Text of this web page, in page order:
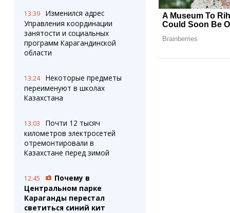
13:39
Изменился адрес
Управления координации
занятости и социальных
программ Карагандинской
области
13:24
Некоторые предметы
переименуют в школах
Казахстана
13:03
Почти 12 тысяч
километров электросетей
отремонтировали в
Казахстане перед зимой
12:45
Почему в
Центральном парке
Караганды перестал
светиться синий кит